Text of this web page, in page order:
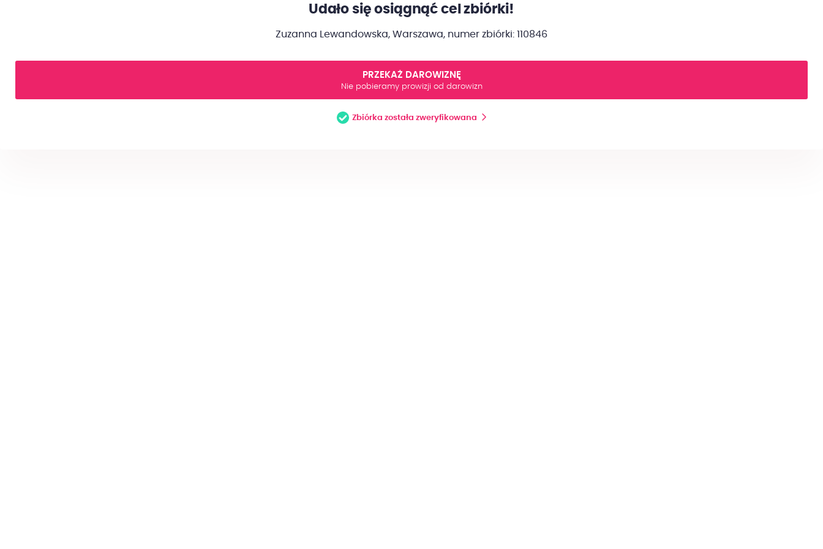
Udało się osiągnąć cel zbiórki!
Zuzanna Lewandowska, Warszawa, numer zbiórki: 110846
PRZEKAŻ DAROWIZNĘ
Nie pobieramy prowizji od darowizn
Zbiórka została zweryfikowana